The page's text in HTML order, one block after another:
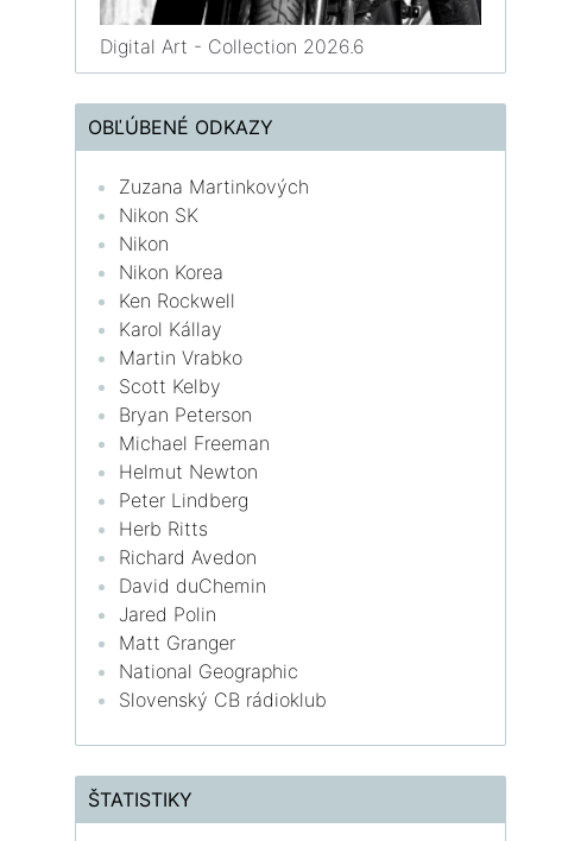
Digital Art - Collection 2026.6
OBĽÚBENÉ ODKAZY
Zuzana Martinkových
Nikon SK
Nikon
Nikon Korea
Ken Rockwell
Karol Kállay
Martin Vrabko
Scott Kelby
Bryan Peterson
Michael Freeman
Helmut Newton
Peter Lindberg
Herb Ritts
Richard Avedon
David duChemin
Jared Polin
Matt Granger
National Geographic
Slovenský CB rádioklub
ŠTATISTIKY